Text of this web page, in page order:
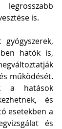
legrosszabb
is.
hatók is,
működését.
a hatások
és
esetekben a
és